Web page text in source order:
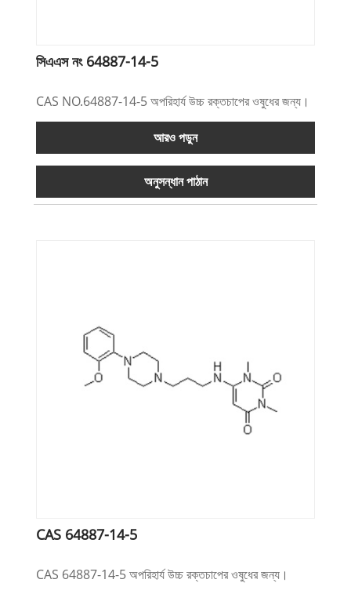
সিএএস নং 64887-14-5
CAS NO.64887-14-5 অপরিহার্য উচ্চ রক্তচাপের ওষুধের জন্য।
আরও পড়ুন
অনুসন্ধান পাঠান
CAS 64887-14-5
CAS 64887-14-5 অপরিহার্য উচ্চ রক্তচাপের ওষুধের জন্য।